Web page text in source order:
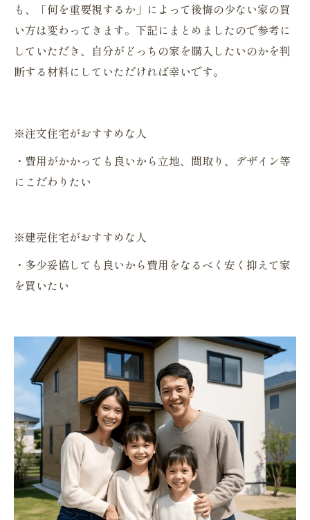
も、「何を重要視するか」によって後悔の少ない家の買
い方は変わってきます。下記にまとめましたので参考に
していただき、自分がどっちの家を購入したいのかを判
断する材料にしていただければ幸いです。
※注文住宅がおすすめな人
・費用がかかっても良いから立地、間取り、デザイン等
にこだわりたい
※建売住宅がおすすめな人
・多少妥協しても良いから費用をなるべく安く抑えて家
を買いたい